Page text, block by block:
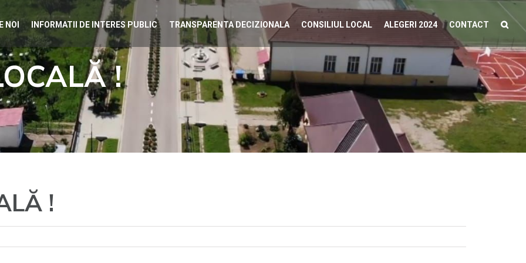
NOI INFORMATII DE INTERES PUBLIC TRANSPARENTA DECIZIONALA CONSILIUL LOCAL ALEGERI 2024 CONTACT
!
!